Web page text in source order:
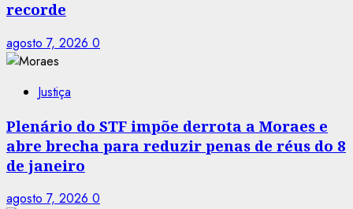
recorde
agosto 7, 2026 0
Justiça
Plenário do STF impõe derrota a Moraes e
abre brecha para reduzir penas de réus do 8
de janeiro
agosto 7, 2026 0